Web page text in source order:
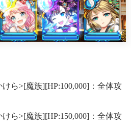
ら>[魔族][HP:100,000]：全体攻
ら>[魔族][HP:150,000]：全体攻